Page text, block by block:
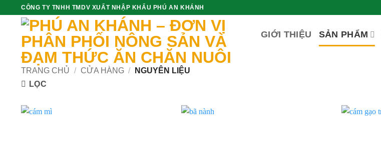
CÔNG TY TNHH TMDV XUẤT NHẬP KHẨU PHÚ AN KHÁNH
GIỚI THIỆU SẢN PHẨM
TRANG CHỦ / CỬA HÀNG /
NGUYÊN LIỆU
LỌC